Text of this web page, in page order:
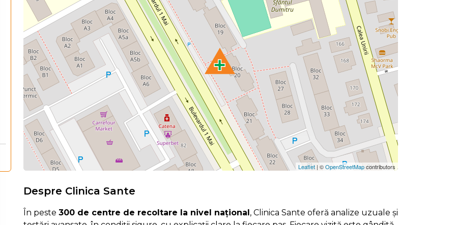
Leaflet | ©OpenStreetMapcontributors
Despre Clinica Sante
În peste 300 de centre de recoltare la nivel național, Clinica Sante oferă analize uzuale și